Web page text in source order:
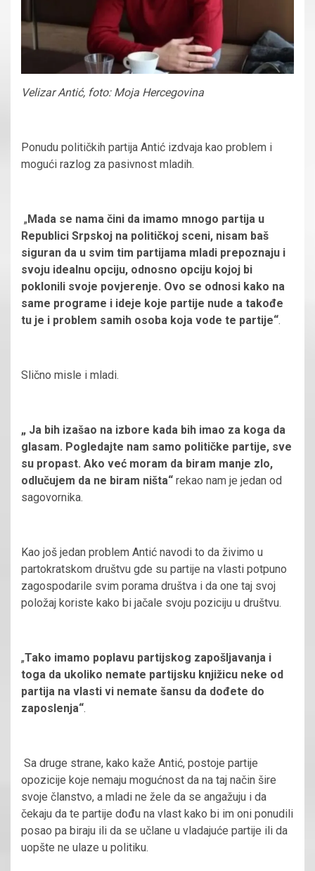
Velizar Antić, foto: Moja Hercegovina
Ponudu političkih partija Antić izdvaja kao problem i
mogući razlog za pasivnost mladih.
„ Mada se nama čini da imamo mnogo partija u
Republici Srpskoj na političkoj sceni, nisam baš
siguran da u svim tim partijama mladi prepoznaju i
svoju idealnu opciju, odnosno opciju kojoj bi
poklonili svoje povjerenje. Ovo se odnosi kako na
same programe i ideje koje partije nude a takođe
tu je i problem samih osoba koja vode te partije“.
Slično misle i mladi.
„ Ja bih izašao na izbore kada bih imao za koga da
glasam. Pogledajte nam samo političke partije, sve
su propast. Ako već moram da biram manje zlo,
odlučujem da ne biram ništa“ rekao nam je jedan od
sagovornika.
Kao još jedan problem Antić navodi to da živimo u
partokratskom društvu gde su partije na vlasti potpuno
zagospodarile svim porama društva i da one taj svoj
položaj koriste kako bi jačale svoju poziciju u društvu.
„Tako imamo poplavu partijskog zapošljavanja i
toga da ukoliko nemate partijsku knjižicu neke od
partija na vlasti vi nemate šansu da dođete do
zaposlenja“.
Sa druge strane, kako kaže Antić, postoje partije
opozicije koje nemaju mogućnost da na taj način šire
svoje članstvo, a mladi ne žele da se angažuju i da
čekaju da te partije dođu na vlast kako bi im oni ponudili
posao pa biraju ili da se učlane u vladajuće partije ili da
uopšte ne ulaze u politiku.